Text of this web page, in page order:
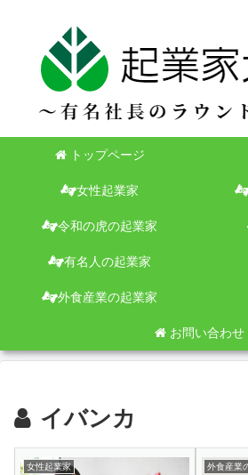
トップページ
女性起業家
令和の虎の起業家
有名人の起業家
外食産業の起業家
お問い合わせ
イバンカ
女性起業家 外食産業